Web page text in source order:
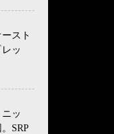
スト
ッ
ッ
SRP